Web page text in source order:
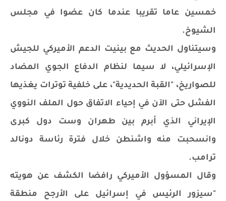
خمسين عاما تقريبا عندما كان عضوا في مجلس
الشيوخ.
وسيتناول الحديث مع بينيت الدعم الأميركي للجيش
الإسرائيلي، لا سيما لنظام الدفاع الجوي المضاد
للصواريخ، "القبة الحديدية"، على خلفية توترات يغذيها
الفشل حتى الآن في إحياء الاتفاق حول الملف النووي
الإيراني الذي أبرم بين طهران وست دول كبرى
وانسحبت منه واشنطن خلال فترة رئاسة دونالد
ترامب.
وقال المسؤول الأميركي رافضا الكشف عن هويته
"سيزور الرئيس في إسرائيل على الأرجح منطقة